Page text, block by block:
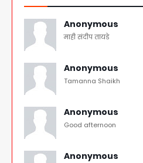
Anonymous
माही संदीप तायडे
Anonymous
Tamanna Shaikh
Anonymous
Good afternoon
Anonymous